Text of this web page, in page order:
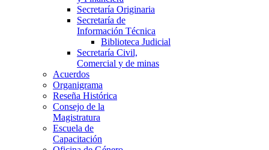
Secretaría Originaria
Secretaría de
Información Técnica
Biblioteca Judicial
Secretaría Civil,
Comercial y de minas
Acuerdos
Organigrama
Reseña Histórica
Consejo de la
Magistratura
Escuela de
Capacitación